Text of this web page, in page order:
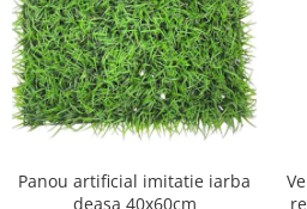
Panou artificial imitatie iarba
deasa 40x60cm